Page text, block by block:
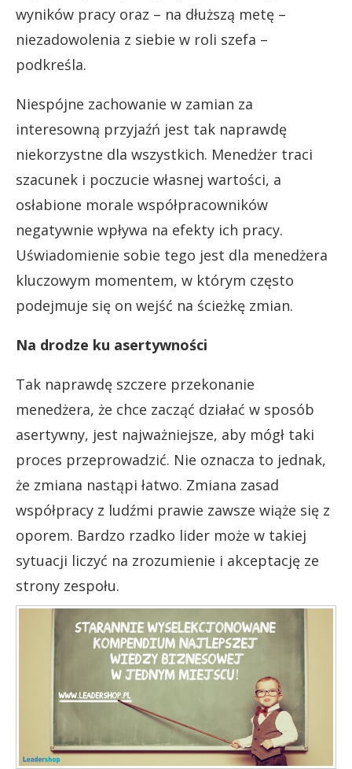
wyników pracy oraz – na dłuższą metę –
niezadowolenia z siebie w roli szefa –
podkreśla.
Niespójne zachowanie w zamian za
interesowną przyjaźń jest tak naprawdę
niekorzystne dla wszystkich. Menedżer traci
szacunek i poczucie własnej wartości, a
osłabione morale współpracowników
negatywnie wpływa na efekty ich pracy.
Uświadomienie sobie tego jest dla menedżera
kluczowym momentem, w którym często
podejmuje się on wejść na ścieżkę zmian.
Na drodze ku asertywności
Tak naprawdę szczere przekonanie
menedżera, że chce zacząć działać w sposób
asertywny, jest najważniejsze, aby mógł taki
proces przeprowadzić. Nie oznacza to jednak,
że zmiana nastąpi łatwo. Zmiana zasad
współpracy z ludźmi prawie zawsze wiąże się z
oporem. Bardzo rzadko lider może w takiej
sytuacji liczyć na zrozumienie i akceptację ze
strony zespołu.